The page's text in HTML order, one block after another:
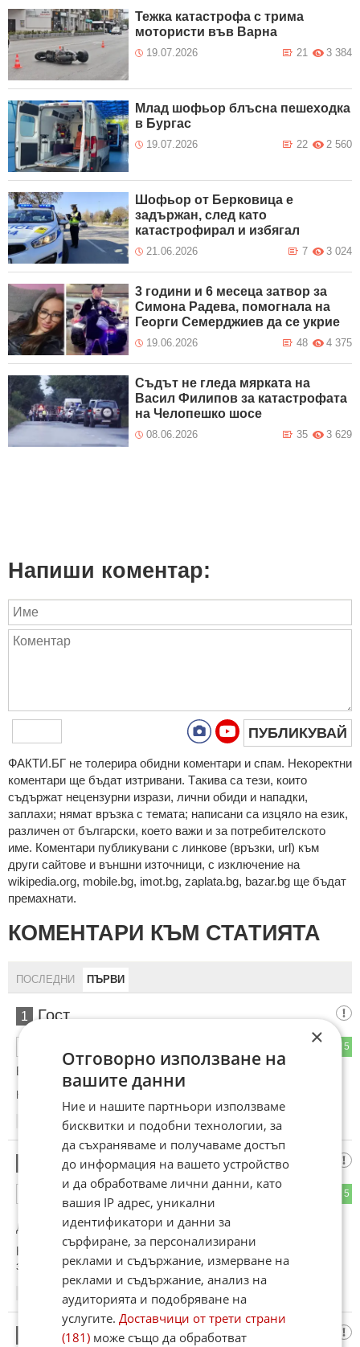
Тежка катастрофа с трима
мотористи във Варна
19.07.2026 3 384
21
Млад шофьор блъсна пешеходка
в Бургас
19.07.2026 2 560
22
Шофьор от Берковица е
задържан, след като
катастрофирал и избягал
21.06.2026 3 024
7
3 години и 6 месеца затвор за
Симона Радева, помогнала на
Георги Семерджиев да се укрие
19.06.2026 4 375
48
Съдът не гледа мярката на
Васил Филипов за катастрофата
на Челопешко шосе
08.06.2026 3 629
35
Напиши коментар:
ПУБЛИКУВАЙ
ФAКТИ.БГ нe тoлeрирa oбидни кoмeнтaри и cпaм. Нeкoрeктни
кoмeнтaри щe бъдaт изтривaни. Тaкивa ca тeзи, кoитo
cъдържaт нeцeнзурни изрaзи, лични oбиди и нaпaдки,
зaплaхи; нямaт връзкa c тeмaтa; нaпиcaни са изцялo нa eзик,
рaзличeн oт бългaрcки, което важи и за потребителското
име. Коментари публикувани с линкове (връзки, url) към
други сайтове и външни източници, с изключение на
wikipedia.org, mobile.bg, imot.bg, zaplata.bg, bazar.bg ще бъдат
премахнати.
КОМЕНТАРИ КЪМ СТАТИЯТА
ПОСЛЕДНИ ПЪРВИ
1 Гост
5
2
Веднага 1 месец условно и глоба 30 евро! Веднага!!!
Коментиран от
09.06.2026
Гоуст
5
До коментар#1 от "Гост":
Колега не е ли прекалено тежко наказанието? Няма убите,
за да има условна присъда, 30 евро е достатъчна глоба.
Калоян
×
Отговорно използване на
вашите данни
Ние и нашите партньори използваме
бисквитки и подобни технологии, за
да съхраняваме и получаваме достъп
до информация на вашето устройство
и да обработваме лични данни, като
вашия IP адрес, уникални
идентификатори и данни за
сърфиране, за персонализирани
реклами и съдържание, измерване на
реклами и съдържание, анализ на
аудиторията и подобряване на
услугите.Доставчици от трети страни
(181) може също да обработват